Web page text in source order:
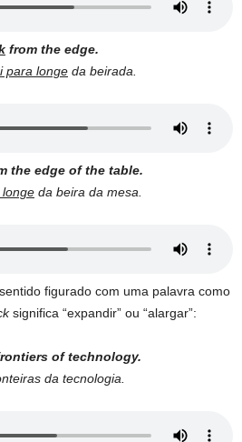
from the edge.
para longe da beirada.
the edge of the table.
da beira da mesa.
figurado com uma palavra como
significa “expandir” ou “alargar”:
of technology.
da tecnologia.